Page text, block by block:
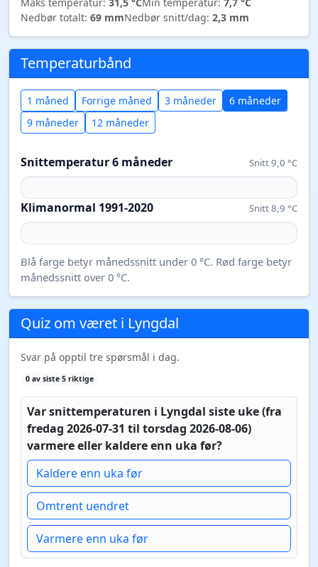
Maks temperatur: 31,5 °CMin temperatur: 7,7 °C
Nedbør totalt: 69 mmNedbør snitt/dag: 2,3 mm
Temperaturbånd
1 måned Forrige måned 3 måneder
6 måneder
9 måneder
12 måneder
Snittemperatur 6 måneder Snitt 9,0 °C
Klimanormal 1991-2020 Snitt 8,9 °C
Blå farge betyr månedssnitt under 0 °C. Rød farge betyr
månedssnitt over 0 °C.
Quiz om været i Lyngdal
Svar på opptil tre spørsmål i dag.
0 av siste 5 riktige
Var snittemperaturen i Lyngdal siste uke (fra
fredag 2026-07-31 til torsdag 2026-08-06)
varmere eller kaldere enn uka før?
Kaldere enn uka før
Omtrent uendret
Varmere enn uka før